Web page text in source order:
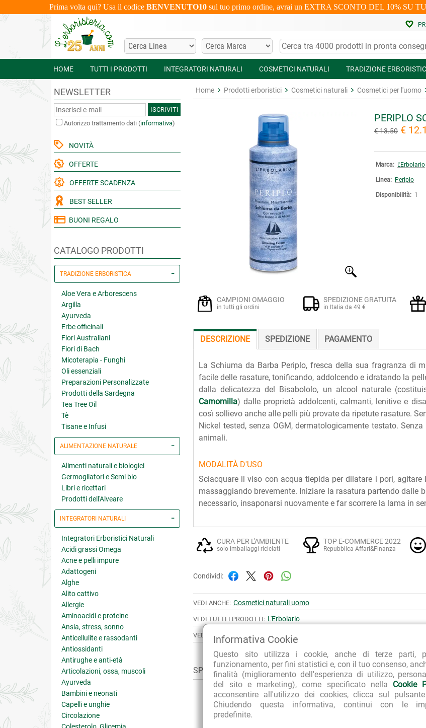
Informativa Cookie
Questo sito utilizza i cookie, anche di terze parti,
funzionamento, per fini statistici e, con il tuo consenso,
finalità (miglioramento dell'esperienza di utilizzo,
del sito e marketing), come specificato nella Cookie
acconsentire all'utilizzo dei cookies, clicca sul pulsante
Chiudendo questa informativa, continui con le
predefinite.
Prima volta qui? Usa il codice BENVENUTO10sul tuo primo ordine, avrai un EXTRA SCONTO DEL 10% SU
HOME TUTTI I PRODOTTI INTEGRATORI NATURALI COSMETICI NATURALI TRADIZIONE
NEWSLETTER
ISCRIVITI
Autorizzo trattamento dati (informativa)
NOVITÀ
OFFERTE
OFFERTE SCADENZA
BEST SELLER
BUONI REGALO
CATALOGO PRODOTTI
TRADIZIONE ERBORISTICA
Aloe Vera e Arborescens
Argilla
Ayurveda
Erbe officinali
Fiori Australiani
Fiori di Bach
Micoterapia - Funghi
Oli essenziali
Preparazioni Personalizzate
Prodotti della Sardegna
Tea Tree Oil
Tè
Tisane e Infusi
ALIMENTAZIONE NATURALE
Alimenti naturali e biologici
Germogliatori e Semi bio
Libri e ricettari
Prodotti dell'Alveare
INTEGRATORI NATURALI
Integratori Erboristici Naturali
Acidi grassi Omega
Acne e pelli impure
Adattogeni
Alghe
Alito cattivo
Allergie
Aminoacidi e proteine
Ansia, stress, sonno
Anticellulite e rassodanti
Antiossidanti
Antirughe e anti-età
Articolazioni, ossa, muscoli
Ayurveda
Bambini e neonati
Capelli e unghie
Circolazione
Home Prodotti erboristici Cosmetici naturali Cosmetici per l'uomo
PERIPLO
€ 13.50 €
Marca: L'Erbolario
Linea: Periplo
Disponibilità: 1
CAMPIONI OMAGGIO
in tutti gli ordini
SPEDIZIONE GRATUITA
in Italia da 49 €
DESCRIZIONE SPEDIZIONE PAGAMENTO
La Schiuma da Barba Periplo, fresca della sua fragranza di
facile delle rasature, tonificando, addolcendo e idratando la
dalla delicatezza del Bisabololo, un alcool naturale
Camomilla) dalle proprietà addolcenti, calmanti, lenitive e
così sollievo anche alle pelli più provate da ripetute rasature.
Nickel tested, senza OGM, dermatologicamente testato.
animali.
MODALITÀ D'USO
Sciacquare il viso con acqua tiepida per dilatare i pori,
massaggiando brevemente. Iniziare la rasatura partendo dalle
necessario, insaponarsi nuovamente e far scorrere la lama in
CURA PER L'AMBIENTE
solo imballaggi riciclati
TOP E-COMMERCE 2022
Repubblica Affari&Finanza
Condividi:
VEDI ANCHE: Cosmetici naturali uomo
VEDI TUTTI I PRODOTTI: L'Erbolario
VEDI TUTTI I PRODOTTI DELLA LINEA:
SPESSO CONSIDERATI INSIEME A "Periplo Schiuma da Barba"